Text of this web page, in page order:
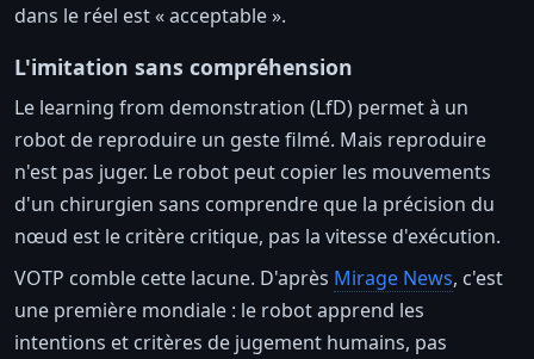
dans le réel est « acceptable ».
L'imitation sans compréhension
Le learning from demonstration (LfD) permet à un
robot de reproduire un geste filmé. Mais reproduire
n'est pas juger. Le robot peut copier les mouvements
d'un chirurgien sans comprendre que la précision du
nœud est le critère critique, pas la vitesse d'exécution.
VOTP comble cette lacune. D'après Mirage News, c'est
une première mondiale : le robot apprend les
intentions et critères de jugement humains, pas